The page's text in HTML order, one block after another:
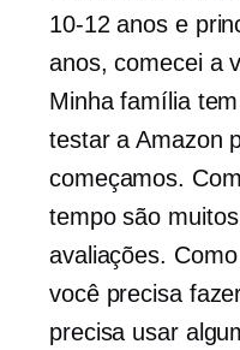
10-12 anos e
anos, comecei a
Minha família
testar a Amazon
começamos.
tempo são
avaliações.
você precisa
precisa usar